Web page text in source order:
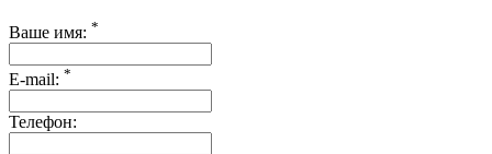
Ваше имя: *
E-mail: *
Телефон: